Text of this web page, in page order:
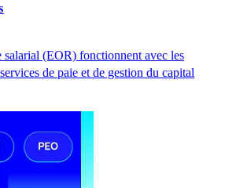
salarial (EOR) fonctionnent avec les
de paie et de gestion du capital